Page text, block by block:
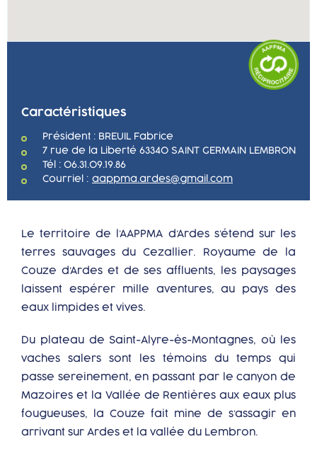
Caractéristiques
Président : BREUIL Fabrice
7 rue de la Liberté 63340 SAINT GERMAIN LEMBRON
Tél : 06.31.09.19.86
Courriel : aappma.ardes@gmail.com
Le territoire de l’AAPPMA d’Ardes s’étend sur les
terres sauvages du Cezallier. Royaume de la
Couze d’Ardes et de ses affluents, les paysages
laissent espérer mille aventures, au pays des
eaux limpides et vives.
Du plateau de Saint-Alyre-ès-Montagnes, où les
vaches salers sont les témoins du temps qui
passe sereinement, en passant par le canyon de
Mazoires et la Vallée de Rentières aux eaux plus
fougueuses, la Couze fait mine de s’assagir en
arrivant sur Ardes et la vallée du Lembron.